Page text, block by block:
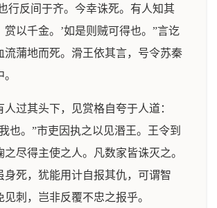
行反间于齐。今幸诛死。有人知其
赏以千金。’如是则贼可得也。”言讫
流蒲地而死。滑王依其言，号令苏秦
人过其头下，见赏格自夸于人道：
也。”市吏因执之以见湣王。王令到
尽得主使之人。凡数家皆诛灭之。
身死，犹能用计自报其仇，可谓智
刺，岂非反覆不忠之报乎。